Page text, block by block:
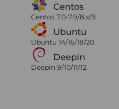
Centos
Centos 7.0-7.9/8.x/9
Ubuntu
Ubuntu 14/16/18/20
Deepin
Deepin 9/10/11/12